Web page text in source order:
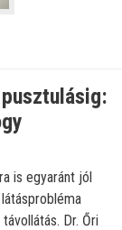
is egyaránt jól
Dr. Őri